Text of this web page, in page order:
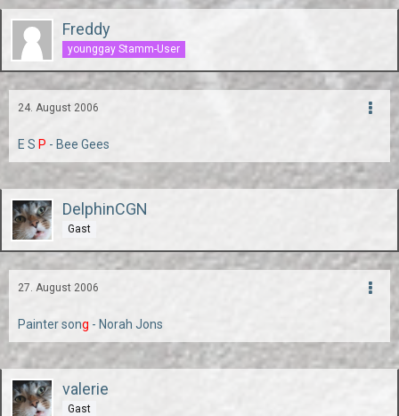
Freddy
younggay Stamm-User
24. August 2006
E S P - Bee Gees
DelphinCGN
Gast
27. August 2006
Painter song - Norah Jons
valerie
Gast